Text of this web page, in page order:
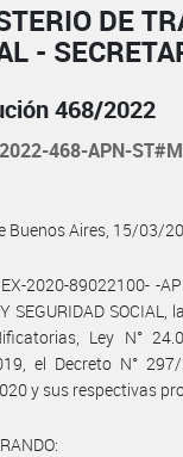
DE
-
468/2022
468-APN-
Buenos Aires, 15/03/
2020-89022100- -
SEGURIDAD
Ley N°
el Decreto N°
y sus respectivas